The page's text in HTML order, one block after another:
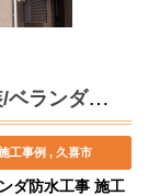
久喜市 ベージュ系 屋根・外壁塗装/ベランダ防水工事 M様邸
工事例 久喜市
ダ防水工事 施工